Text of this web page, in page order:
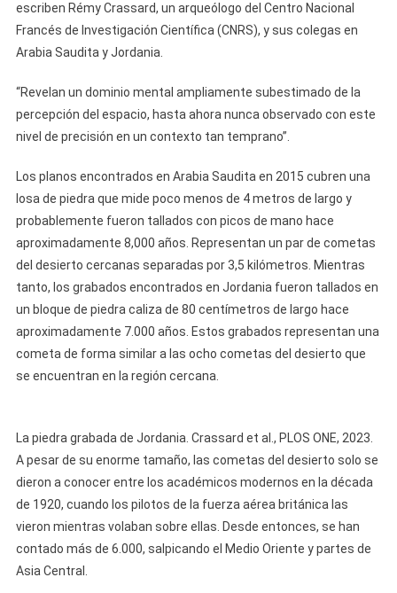
escriben Rémy Crassard, un arqueólogo del Centro Nacional
Francés de Investigación Científica (CNRS), y sus colegas en
Arabia Saudita y Jordania.
“Revelan un dominio mental ampliamente subestimado de la
percepción del espacio, hasta ahora nunca observado con este
nivel de precisión en un contexto tan temprano”.
Los planos encontrados en Arabia Saudita en 2015 cubren una
losa de piedra que mide poco menos de 4 metros de largo y
probablemente fueron tallados con picos de mano hace
aproximadamente 8,000 años. Representan un par de cometas
del desierto cercanas separadas por 3,5 kilómetros. Mientras
tanto, los grabados encontrados en Jordania fueron tallados en
un bloque de piedra caliza de 80 centímetros de largo hace
aproximadamente 7.000 años. Estos grabados representan una
cometa de forma similar a las ocho cometas del desierto que
se encuentran en la región cercana.
La piedra grabada de Jordania. Crassard et al., PLOS ONE, 2023.
A pesar de su enorme tamaño, las cometas del desierto solo se
dieron a conocer entre los académicos modernos en la década
de 1920, cuando los pilotos de la fuerza aérea británica las
vieron mientras volaban sobre ellas. Desde entonces, se han
contado más de 6.000, salpicando el Medio Oriente y partes de
Asia Central.